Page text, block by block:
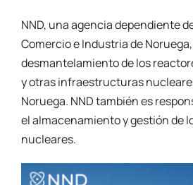
NND, una agencia dependiente
Comercio e Industria de
desmantelamiento de los
y otras infraestructuras
Noruega. NND también es
el almacenamiento y gestión de
nucleares.